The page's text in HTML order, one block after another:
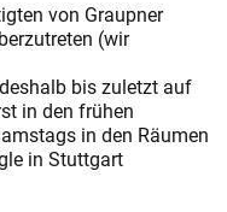
von Graupner
(wir
bis zuletzt auf
in den frühen
in den Räumen
in Stuttgart